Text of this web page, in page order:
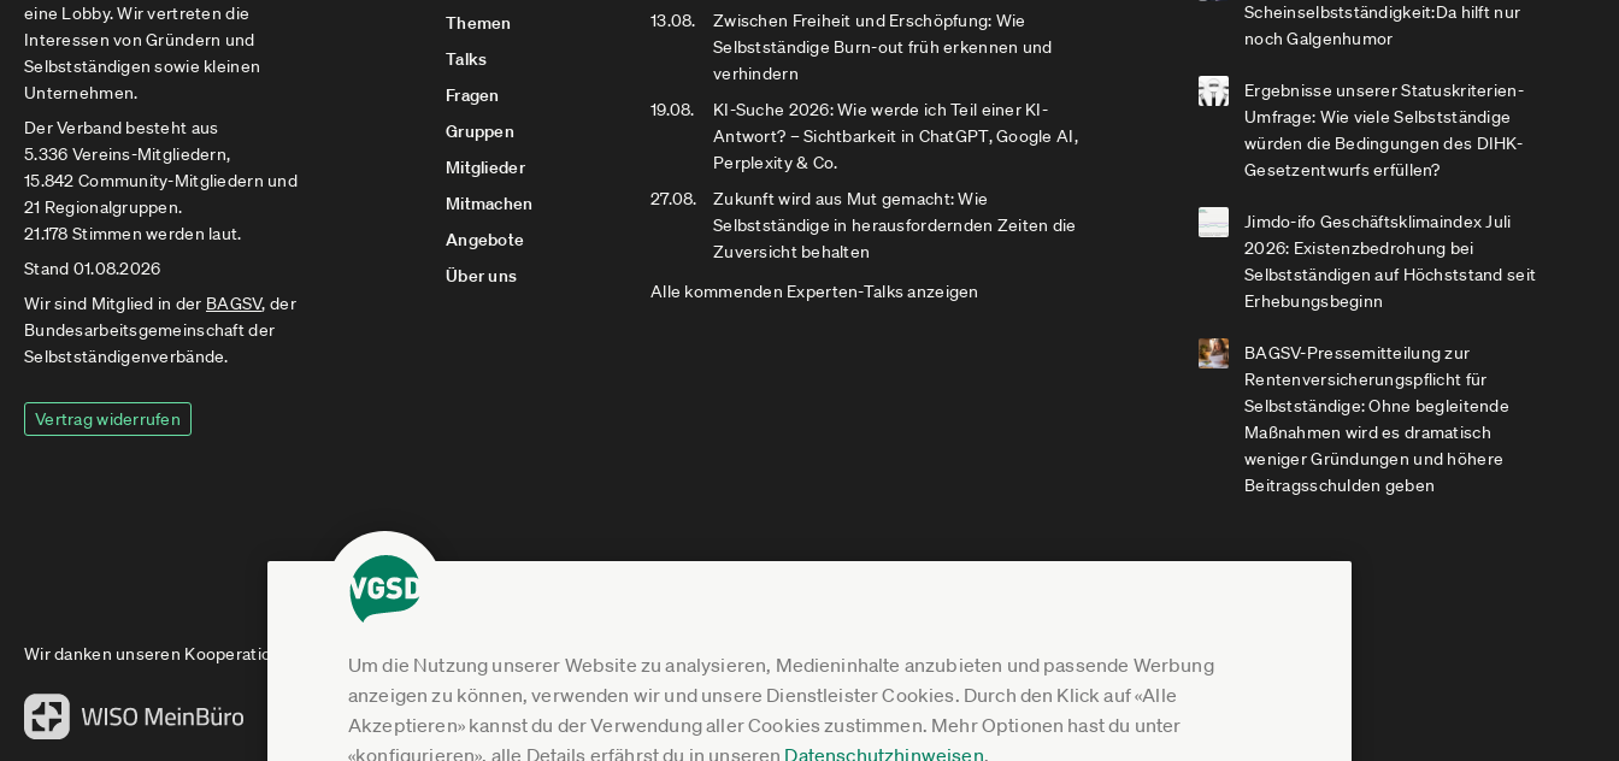
Um die Nutzung unserer Website zu analysieren, Medieninhalte anzubieten und passende Werbung
anzeigen zu können, verwenden wir und unsere Dienstleister Cookies. Durch den Klick auf «Alle
Akzeptieren» kannst du der Verwendung aller Cookies zustimmen. Mehr Optionen hast du unter
«konfigurieren», alle Details erfährst du in unseren Datenschutzhinweisen.
eine Lobby. Wir vertreten die
Interessen von Gründern und
Selbstständigen sowie kleinen
Unternehmen.
Der Verband besteht aus
5.336 Vereins-Mitgliedern,
15.842 Community-Mitgliedern und
21 Regionalgruppen.
21.178 Stimmen werden laut.
Stand 01.08.2026
Wir sind Mitglied in der BAGSV, der
Bundesarbeitsgemeinschaft der
Selbstständigenverbände.
Vertrag widerrufen
Themen
Talks
Fragen
Gruppen
Mitglieder
Mitmachen
Angebote
Über uns
13.08.
Zwischen Freiheit und Erschöpfung: Wie
Selbstständige Burn-out früh erkennen und
verhindern
19.08.
KI-Suche 2026: Wie werde ich Teil einer KI-
Antwort? – Sichtbarkeit in ChatGPT, Google AI,
Perplexity & Co.
27.08.
Zukunft wird aus Mut gemacht: Wie
Selbstständige in herausfordernden Zeiten die
Zuversicht behalten
Alle kommenden Experten-Talks anzeigen
Scheinselbstständigkeit:Da hilft nur
noch Galgenhumor
Ergebnisse unserer Statuskriterien-
Umfrage: Wie viele Selbstständige
würden die Bedingungen des DIHK-
Gesetzentwurfs erfüllen?
Jimdo-ifo Geschäftsklimaindex Juli
2026: Existenzbedrohung bei
Selbstständigen auf Höchststand seit
Erhebungsbeginn
BAGSV-Pressemitteilung zur
Rentenversicherungspflicht für
Selbstständige: Ohne begleitende
Maßnahmen wird es dramatisch
weniger Gründungen und höhere
Beitragsschulden geben
Wir danken unseren Kooperationspartnern